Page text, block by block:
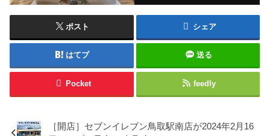
ポスト シェア
はてブ 送る
Pocket feedly
［開店］セブンイレブン鳥取駅南店が2024年2月16